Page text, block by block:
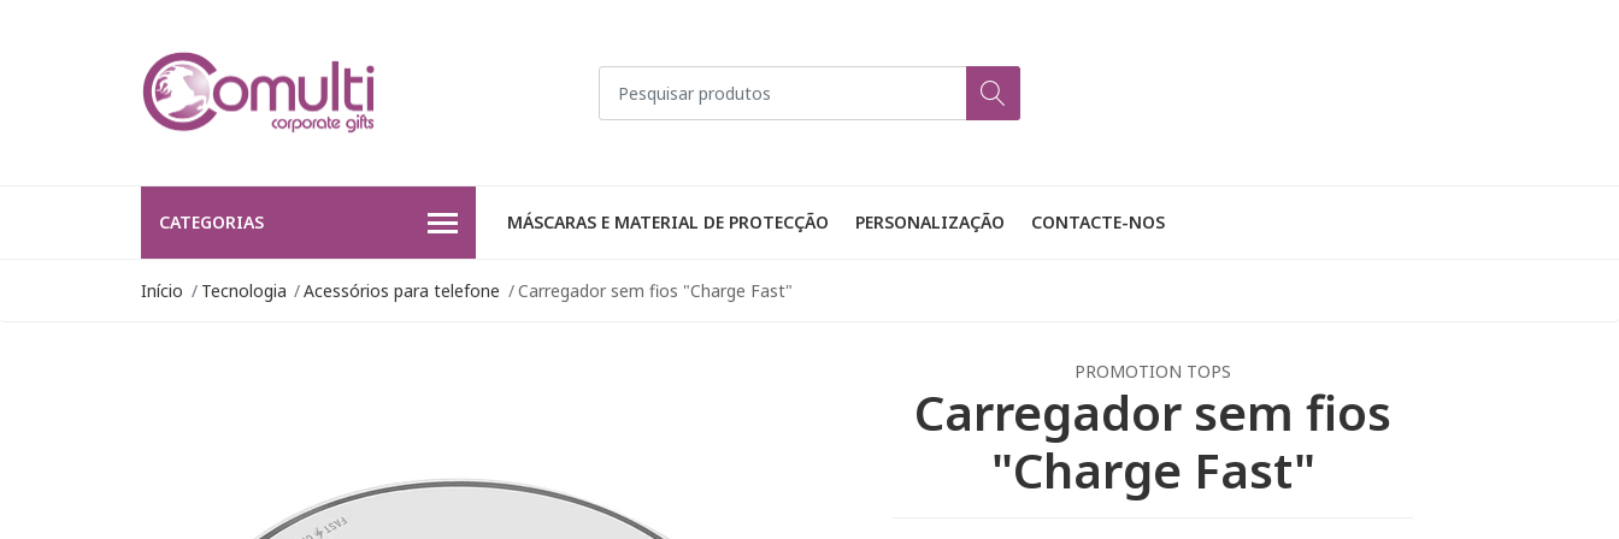
CATEGORIAS MÁSCARAS E MATERIAL DE PROTECÇÃO PERSONALIZAÇÃO CONTACTE-NOS
Início Tecnologia Acessórios para telefone Carregador sem fios "Charge Fast"
PROMOTION TOPS
Carregador sem fios
"Charge Fast"